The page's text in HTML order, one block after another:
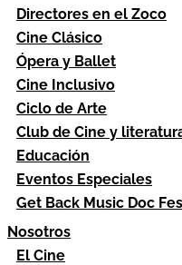
Directores en el Zoco
Cine Clásico
Ópera y Ballet
Cine Inclusivo
Ciclo de Arte
Club de Cine y
Educación
Eventos Especiales
Get Back Music Doc
Nosotros
El Cine